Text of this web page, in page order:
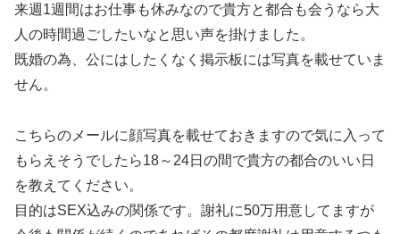
来週1週間はお仕事も休みなので貴方と都合も会うなら大
人の時間過ごしたいなと思い声を掛けました。
既婚の為、公にはしたくなく掲示板には写真を載せていま
せん。
こちらのメールに顔写真を載せておきますので気に入って
もらえそうでしたら18～24日の間で貴方の都合のいい日
を教えてください。
目的はSEX込みの関係です。謝礼に50万用意してますが